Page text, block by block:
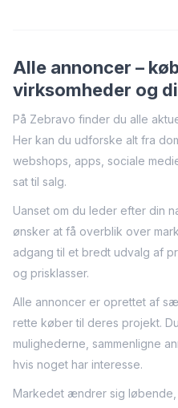
Alle annoncer –
virksomheder og
På Zebravo finder du alle
Her kan du udforske alt fra
webshops, apps, sociale
sat til salg.
Uanset om du leder efter din
ønsker at få overblik over
adgang til et bredt udvalg af
og prisklasser.
Alle annoncer er oprettet af
rette køber til deres projekt.
mulighederne, sammenligne
hvis noget har interesse.
Markedet ændrer sig